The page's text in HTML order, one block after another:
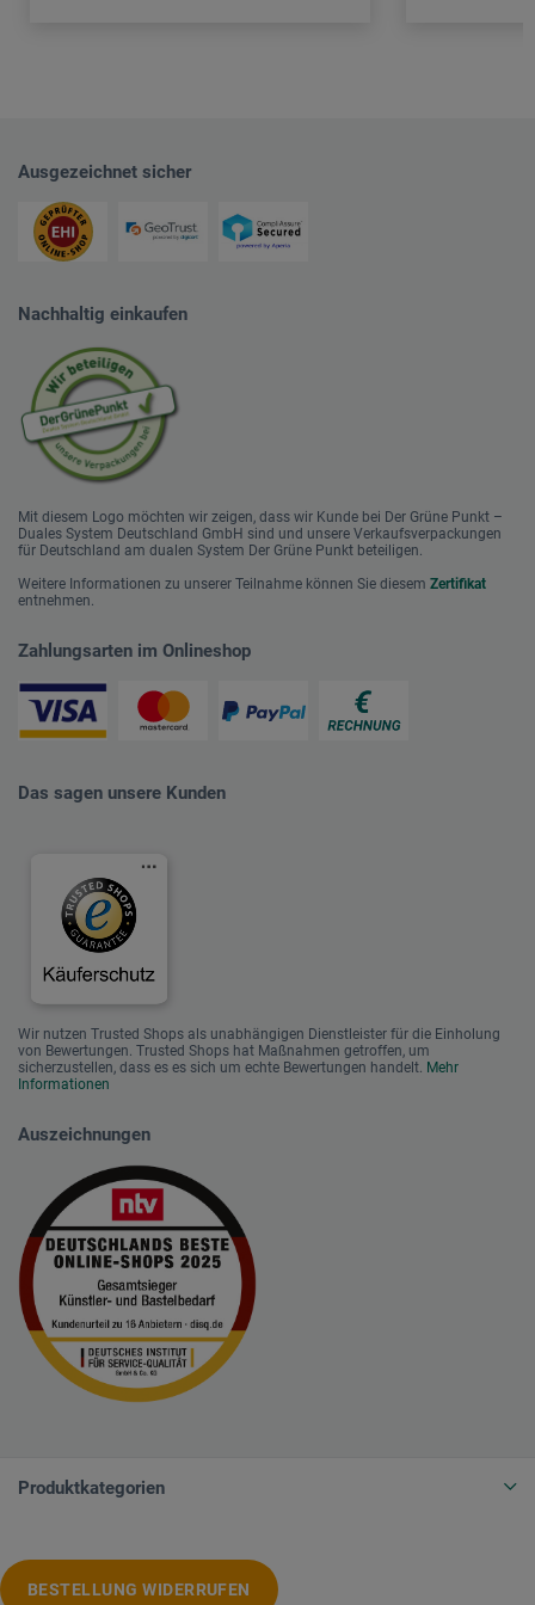
Ausgezeichnet sicher
Nachhaltig einkaufen
Mit diesem Logo möchten wir zeigen, dass wir Kunde bei Der Grüne Punkt –
Duales System Deutschland GmbH sind und unsere Verkaufsverpackungen
für Deutschland am dualen System Der Grüne Punkt beteiligen.
Weitere Informationen zu unserer Teilnahme können Sie diesem Zertifikat
entnehmen.
Zahlungsarten im Onlineshop
Das sagen unsere Kunden
Wir nutzen Trusted Shops als unabhängigen Dienstleister für die Einholung
von Bewertungen. Trusted Shops hat Maßnahmen getroffen, um
sicherzustellen, dass es es sich um echte Bewertungen handelt. Mehr
Informationen
Auszeichnungen
Produktkategorien
BESTELLUNG WIDERRUFEN